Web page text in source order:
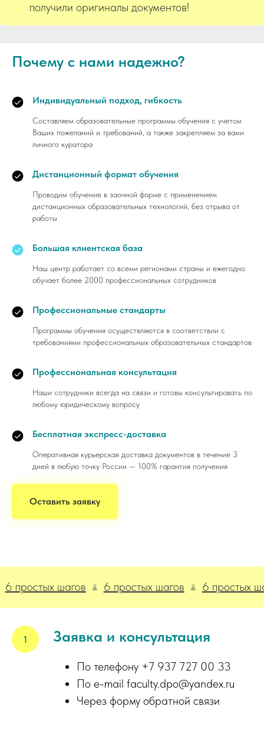
получили оригиналы документов!
Почему с нами надежно?
Индивидуальный подход, гибкость
Составляем образовательные программы обучения с учетом
Ваших пожеланий и требований, а также закрепляем за вами
личного куратора
Дистанционный формат обучения
Проводим обучение в заочной форме с применением
дистанционных образовательных технологий, без отрыва от
работы
Большая клиентская база
Наш центр работает со всеми регионами страны и ежегодно
обучает более 2000 профессиональных сотрудников
Профессиональные стандарты
Программы обучения осуществляются в соответствии с
требованиями профессиональных образовательных стандартов
Профессиональная консультация
Наши сотрудники всегда на связи и готовы консультировать по
любому юридическому вопросу
Бесплатная экспресс-доставка
Оперативная курьерская доставка документов в течение 3
дней в любую точку России — 100% гарантия получения
Оставить заявку
шагов 6 простых шагов 6 простых
Заявка и консультация
По телефону +7 937 727 00 33
По e-mail faculty.dpo@yandex.ru
Через форму обратной связи